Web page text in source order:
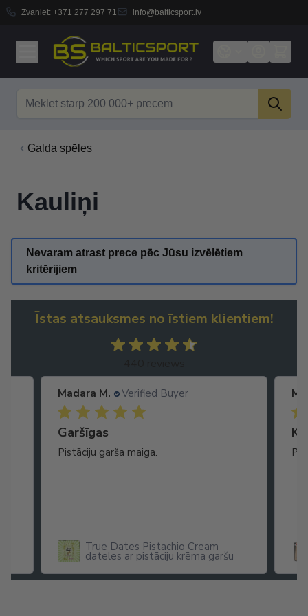
Zvaniet: +371 277 297 71 info@balticsport.lv
Galda spēles
Kauliņi
Nevaram atrast prece pēc Jūsu izvēlētiem
kritērijiem
Īstas atsauksmes no īstiem klientiem!
Madara M. Verified Buyer
Garšīgas
Pistāciju garša maiga.
True Dates Pistachio Cream
dateles ar pistāciju krēma garšu